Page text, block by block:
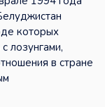
которых
лозунгами,
в стране